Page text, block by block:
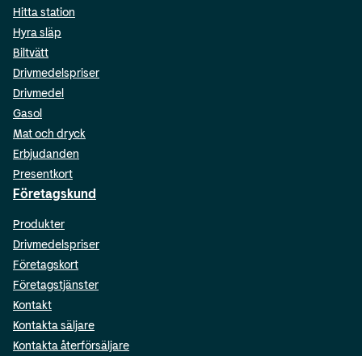
Hitta station
Hyra släp
Biltvätt
Drivmedelspriser
Drivmedel
Gasol
Mat och dryck
Erbjudanden
Presentkort
Företagskund
Produkter
Drivmedelspriser
Företagskort
Företagstjänster
Kontakt
Kontakta säljare
Kontakta återförsäljare